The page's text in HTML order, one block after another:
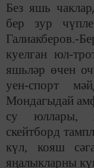
Без яшь
бер зур
Галиакберов.-
куелган юл-
яшьләр өчен
уен-спорт
Мондагыдай
су юллары,
скейтборд
күл, кояш
яңалыкларны